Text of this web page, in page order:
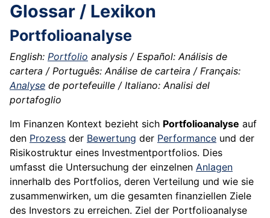
Glossar / Lexikon
Portfolioanalyse
English: Portfolio analysis / Español: Análisis de
cartera / Português: Análise de carteira / Français:
Analyse de portefeuille / Italiano: Analisi del
portafoglio
Im Finanzen Kontext bezieht sich Portfolioanalyse auf
den Prozess der Bewertung der Performance und der
Risikostruktur eines Investmentportfolios. Dies
umfasst die Untersuchung der einzelnen Anlagen
innerhalb des Portfolios, deren Verteilung und wie sie
zusammenwirken, um die gesamten finanziellen Ziele
des Investors zu erreichen. Ziel der Portfolioanalyse